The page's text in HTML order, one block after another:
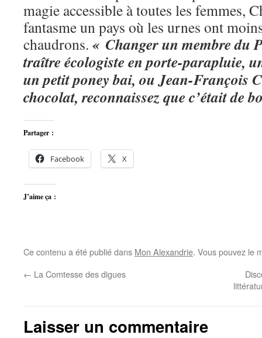
magie accessible à toutes les femmes,
fantasme un pays où les urnes ont
chaudrons. « Changer un membre du
traître écologiste en porte-parapluie,
un petit poney bai, ou Jean-François
chocolat, reconnaissez que c’était de
Partager :
Facebook X
J’aime ça :
Ce contenu a été publié dans Mon Alexandrie. Vous pouvez le
← La Comtesse des digues
Laisser un commentaire